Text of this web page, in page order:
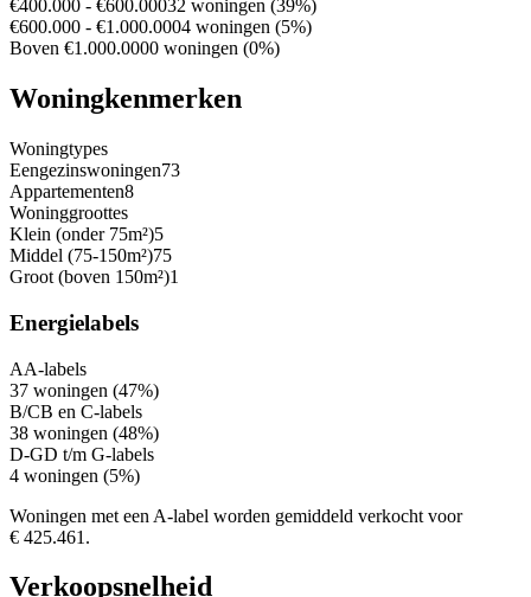
€400.000 - €600.00032 woningen (39%)
€600.000 - €1.000.0004 woningen (5%)
Boven €1.000.0000 woningen (0%)
Woningkenmerken
Woningtypes
Eengezinswoningen73
Appartementen8
Woninggroottes
Klein (onder 75m²)5
Middel (75-150m²)75
Groot (boven 150m²)1
Energielabels
AA-labels
37 woningen (47%)
B/CB en C-labels
38 woningen (48%)
D-GD t/m G-labels
4 woningen (5%)
Woningen met een A-label worden gemiddeld verkocht voor
€ 425.461.
Verkoopsnelheid